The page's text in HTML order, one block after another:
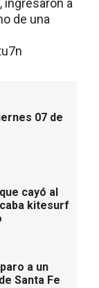
ingresaron a
de una
07 de
cayó al
kitesurf
a un
Santa Fe